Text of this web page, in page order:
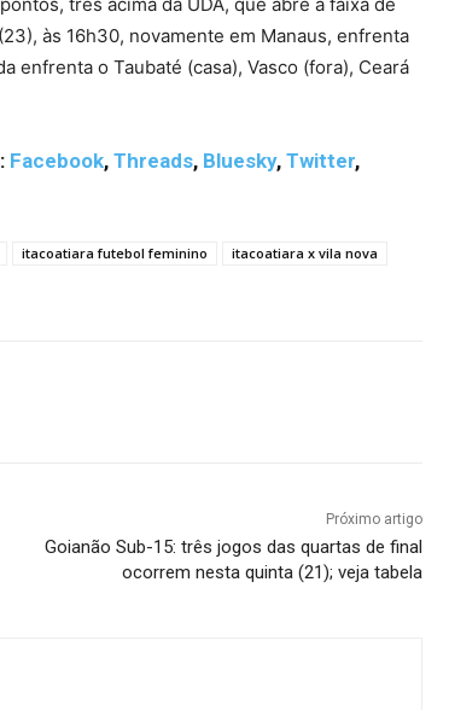
às 16h30, novamente em Manaus, enfrenta
enfrenta o Taubaté (casa), Vasco (fora), Ceará
Facebook, Threads, Bluesky, Twitter,
itacoatiara futebol feminino
itacoatiara x vila nova
Próximo artigo
Goianão Sub-15: três jogos das quartas de final
ocorrem nesta quinta (21); veja tabela